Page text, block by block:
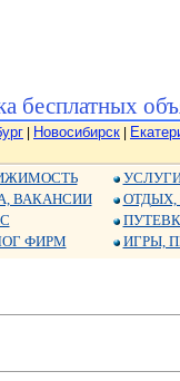
бесплатных
Новосибирск
ВАКАНСИИ
ФИРМ
ОТДЫХ,
ИГРЫ,